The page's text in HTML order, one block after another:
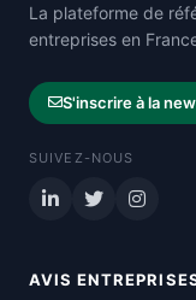
La plateforme de
entreprises en
S'inscrire à la
SUIVEZ-NOUS
AVIS